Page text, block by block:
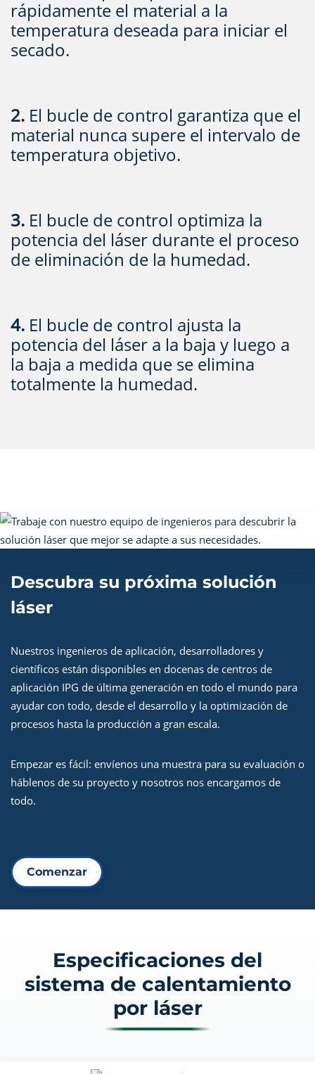
rápidamente el material a la
temperatura deseada para iniciar el
secado.
2. El bucle de control garantiza que el
material nunca supere el intervalo de
temperatura objetivo.
3. El bucle de control optimiza la
potencia del láser durante el proceso
de eliminación de la humedad.
4. El bucle de control ajusta la
potencia del láser a la baja y luego a
la baja a medida que se elimina
totalmente la humedad.
Descubra su próxima solución
láser
Nuestros ingenieros de aplicación, desarrolladores y
científicos están disponibles en docenas de centros de
aplicación IPG de última generación en todo el mundo para
ayudar con todo, desde el desarrollo y la optimización de
procesos hasta la producción a gran escala.
Empezar es fácil: envíenos una muestra para su evaluación o
háblenos de su proyecto y nosotros nos encargamos de
todo.
Comenzar
Especificaciones del
sistema de calentamiento
por láser